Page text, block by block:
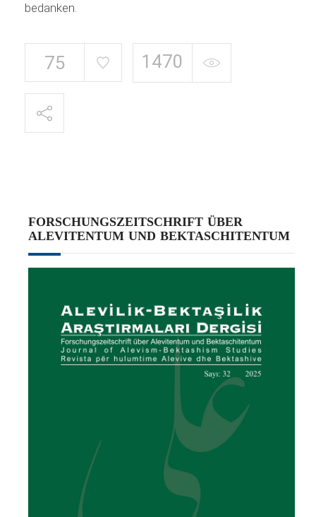
bedanken.
75 1470
FORSCHUNGSZEITSCHRIFT ÜBER
ALEVITENTUM UND BEKTASCHITENTUM